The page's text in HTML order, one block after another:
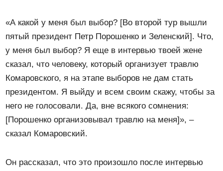
«А какой у меня был выбор? [Во второй тур вышли
пятый президент Петр Порошенко и Зеленский]. Что,
у меня был выбор? Я еще в интервью твоей жене
сказал, что человеку, который организует травлю
Комаровского, я на этапе выборов не дам стать
президентом. Я выйду и всем своим скажу, чтобы за
него не голосовали. Да, вне всякого сомнения:
[Порошенко организовывал травлю на меня]», –
сказал Комаровский.
Он рассказал, что это произошло после интервью